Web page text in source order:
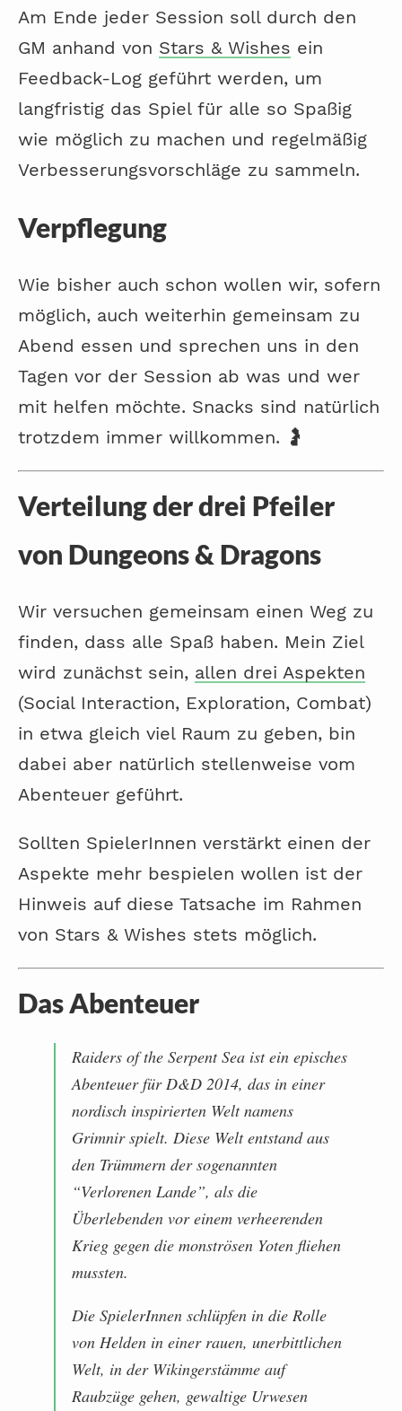
Am Ende jeder Session soll durch den
GM anhand von Stars & Wishes ein
Feedback-Log geführt werden, um
langfristig das Spiel für alle so Spaßig
wie möglich zu machen und regelmäßig
Verbesserungsvorschläge zu sammeln.
Verpflegung
Wie bisher auch schon wollen wir, sofern
möglich, auch weiterhin gemeinsam zu
Abend essen und sprechen uns in den
Tagen vor der Session ab was und wer
mit helfen möchte. Snacks sind natürlich
trotzdem immer willkommen. 🤰
Verteilung der drei Pfeiler
von Dungeons & Dragons
Wir versuchen gemeinsam einen Weg zu
finden, dass alle Spaß haben. Mein Ziel
wird zunächst sein, allen drei Aspekten
(Social Interaction, Exploration, Combat)
in etwa gleich viel Raum zu geben, bin
dabei aber natürlich stellenweise vom
Abenteuer geführt.
Sollten SpielerInnen verstärkt einen der
Aspekte mehr bespielen wollen ist der
Hinweis auf diese Tatsache im Rahmen
von Stars & Wishes stets möglich.
Das Abenteuer
Raiders of the Serpent Sea ist ein episches
Abenteuer für D&D 2014, das in einer
nordisch inspirierten Welt namens
Grimnir spielt. Diese Welt entstand aus
den Trümmern der sogenannten
“Verlorenen Lande”, als die
Überlebenden vor einem verheerenden
Krieg gegen die monströsen Yoten fliehen
mussten.
Die SpielerInnen schlüpfen in die Rolle
von Helden in einer rauen, unerbittlichen
Welt, in der Wikingerstämme auf
Raubzüge gehen, gewaltige Urwesen